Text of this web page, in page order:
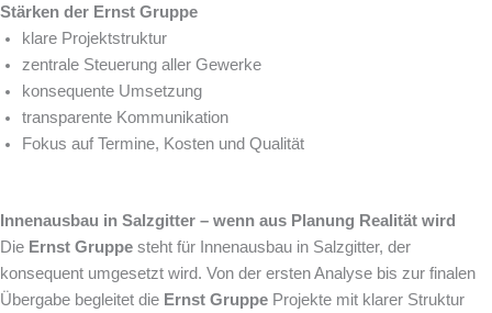
Stärken der Ernst Gruppe
klare Projektstruktur
zentrale Steuerung aller Gewerke
konsequente Umsetzung
transparente Kommunikation
Fokus auf Termine, Kosten und Qualität
Innenausbau in Salzgitter – wenn aus Planung Realität wird
Die Ernst Gruppe steht für Innenausbau in Salzgitter, der
konsequent umgesetzt wird. Von der ersten Analyse bis zur finalen
Übergabe begleitet die Ernst Gruppe Projekte mit klarer Struktur